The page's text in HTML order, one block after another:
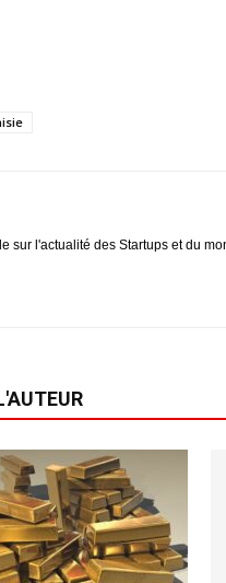
sur l'actualité des Startups et du